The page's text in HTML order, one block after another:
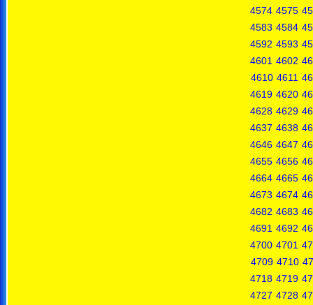
4574 4575
4583 4584
4592 4593
4601 4602
4610 4611
4619 4620
4628 4629
4637 4638
4646 4647
4655 4656
4664 4665
4673 4674
4682 4683
4691 4692
4700 4701
4709 4710
4718 4719
4727 4728